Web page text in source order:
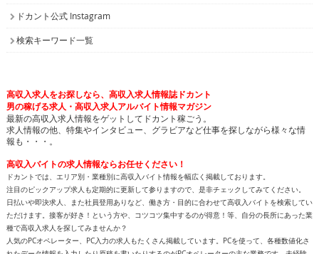
ドカント公式 Instagram
検索キーワード一覧
高収入求人をお探しなら、高収入求人情報誌ドカント
男の稼げる求人・高収入求人アルバイト情報マガジン
最新の高収入求人情報をゲットしてドカント稼ごう。
求人情報の他、特集やインタビュー、グラビアなど仕事を探しながら様々な情
報も・・・。
高収入バイトの求人情報ならお任せください！
ドカントでは、エリア別・業種別に高収入バイト情報を幅広く掲載しております。
注目のピックアップ求人も定期的に更新して参りますので、是非チェックしてみてください。
日払いや即決求人、また社員登用ありなど、働き方・目的に合わせて高収入バイトを検索してい
ただけます。接客が好き！という方や、コツコツ集中するのが得意！等、自分の長所にあった業
種で高収入求人を探してみませんか？
人気のPCオペレーター、PC入力の求人もたくさん掲載しています。PCを使って、各種数値化さ